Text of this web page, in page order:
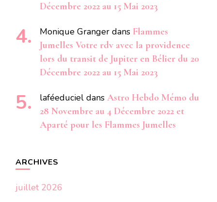
Décembre 2022 au 15 Mai 2023
Monique Granger dans Flammes
Jumelles Votre rdv avec la providence
lors du transit de Jupiter en Bélier du 20
Décembre 2022 au 15 Mai 2023
laféeduciel dans Astro Hebdo Mémo du
28 Novembre au 4 Décembre 2022 et
Aparté pour les Flammes Jumelles
ARCHIVES
juillet 2026